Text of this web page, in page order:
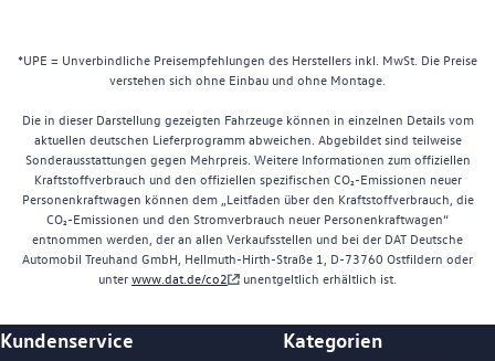
*UPE = Unverbindliche Preisempfehlungen des Herstellers inkl. MwSt. Die Preise
verstehen sich ohne Einbau und ohne Montage.
Die in dieser Darstellung gezeigten Fahrzeuge können in einzelnen Details vom
aktuellen deutschen Lieferprogramm abweichen. Abgebildet sind teilweise
Sonderausstattungen gegen Mehrpreis. Weitere Informationen zum offiziellen
Kraftstoffverbrauch und den offiziellen spezifischen CO₂-Emissionen neuer
Personenkraftwagen können dem „Leitfaden über den Kraftstoffverbrauch, die
CO₂-Emissionen und den Stromverbrauch neuer Personenkraftwagen“
entnommen werden, der an allen Verkaufsstellen und bei der DAT Deutsche
Automobil Treuhand GmbH, Hellmuth-Hirth-Straße 1, D-73760 Ostfildern oder
unterwww.dat.de/co2 unentgeltlich erhältlich ist.
Footer Teaser
Kundenservice Kategorien